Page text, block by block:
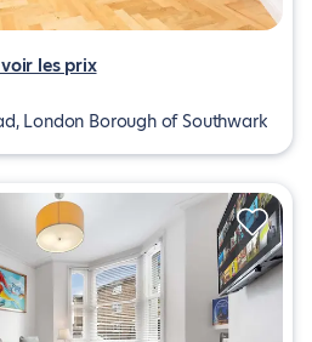
les prix
London Borough of Southwark